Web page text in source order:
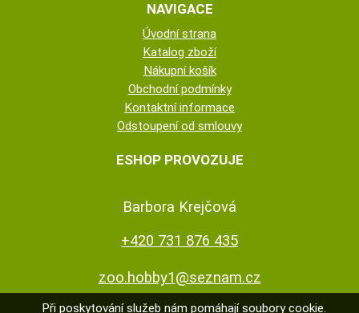
NAVIGACE
Úvodní strana
Katalog zboží
Nákupní košík
Obchodní podmínky
Kontaktní informace
Odstoupení od smlouvy
ESHOP PROVOZUJE
Barbora Krejčová
+420 731 876 435
zoo.hobby1@seznam.cz
Při poskytování služeb nám pomáhají soubory cookie.